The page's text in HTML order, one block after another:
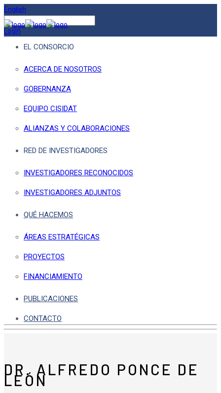
English
Login
EL CONSORCIO
ACERCA DE NOSOTROS
GOBERNANZA
EQUIPO CISIDAT
ALIANZAS Y COLABORACIONES
RED DE INVESTIGADORES
INVESTIGADORES RECONOCIDOS
INVESTIGADORES ADJUNTOS
QUÉ HACEMOS
ÁREAS ESTRATÉGICAS
PROYECTOS
FINANCIAMIENTO
PUBLICACIONES
CONTACTO
DR. ALFREDO PONCE DE
LEÓN